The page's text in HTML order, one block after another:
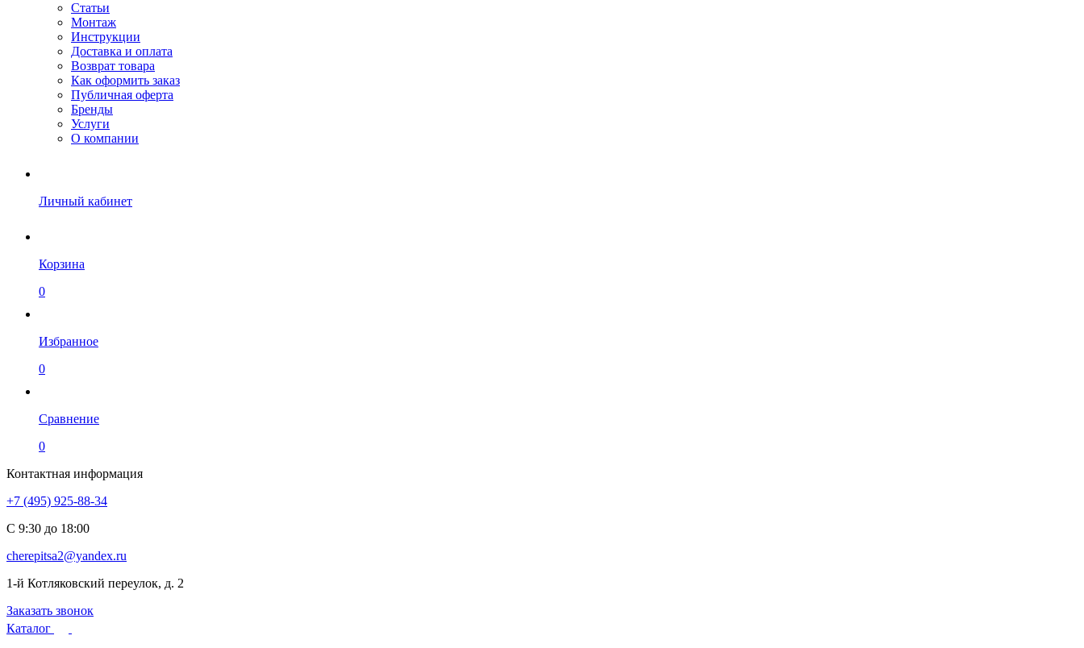
Статьи
Монтаж
Инструкции
Доставка и оплата
Возврат товара
Как оформить заказ
Публичная оферта
Бренды
Услуги
О компании
Личный кабинет
Корзина
0
Избранное
0
Сравнение
0
Контактная информация
+7 (495) 925-88-34
С 9:30 до 18:00
cherepitsa2@yandex.ru
1-й Котляковский переулок, д. 2
Заказать звонок
Каталог